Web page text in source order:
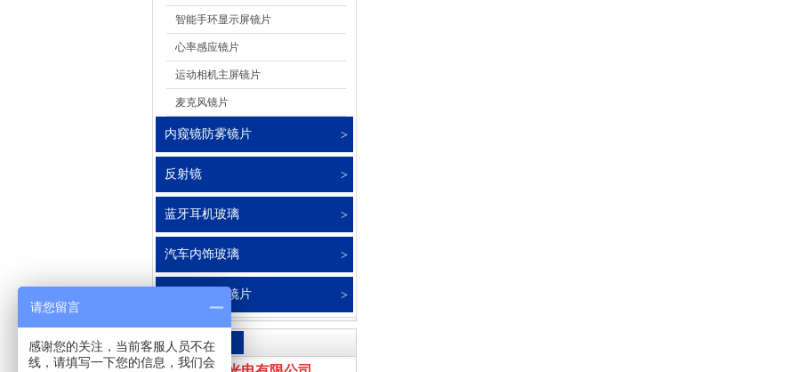
智能手环显示屏镜片
心率感应镜片
运动相机主屏镜片
麦克风镜片
内窥镜防雾镜片
反射镜
蓝牙耳机玻璃
汽车内饰玻璃
投影仪玻璃镜片
联系我们
请您留言
感谢您的关注，当前客服人员不在
线，请填写一下您的信息，我们会